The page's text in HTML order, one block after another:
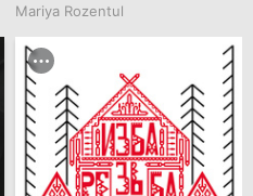
Mariya Rozentul